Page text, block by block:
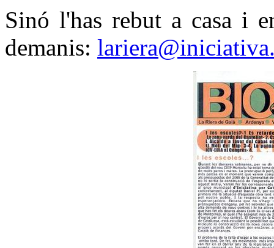
Sinó l'has rebut a casa i
demanis: